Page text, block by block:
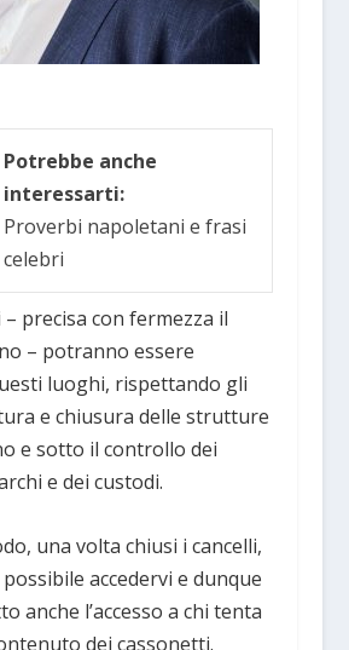
Potrebbe anche
interessarti:
Proverbi napoletani e frasi
celebri
precisa con fermezza il
– potranno essere
luoghi, rispettando gli
e chiusura delle strutture
e sotto il controllo dei
e dei custodi.
una volta chiusi i cancelli,
accedervi e dunque
anche l’accesso a chi tenta
dei cassonetti.